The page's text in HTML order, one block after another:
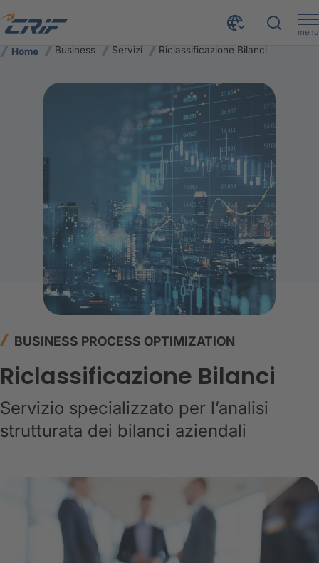
menu
Home Business Servizi Riclassificazione Bilanci
BUSINESS PROCESS OPTIMIZATION
Riclassificazione Bilanci
Servizio specializzato per l’analisi
strutturata dei bilanci aziendali